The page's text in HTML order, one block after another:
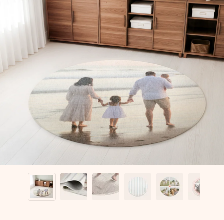
I nostri regali ispirano. I clienti ci valutano 4,7 su Google
Reviews.
Biglietto d'auguri gratuito
Realizza qualcosa di unico in pochi passi – con il suo nome,
una tua foto o un messaggio che tocchi il cuore. Nessuna
complicazione, solo tanto amore per il momento perfetto.